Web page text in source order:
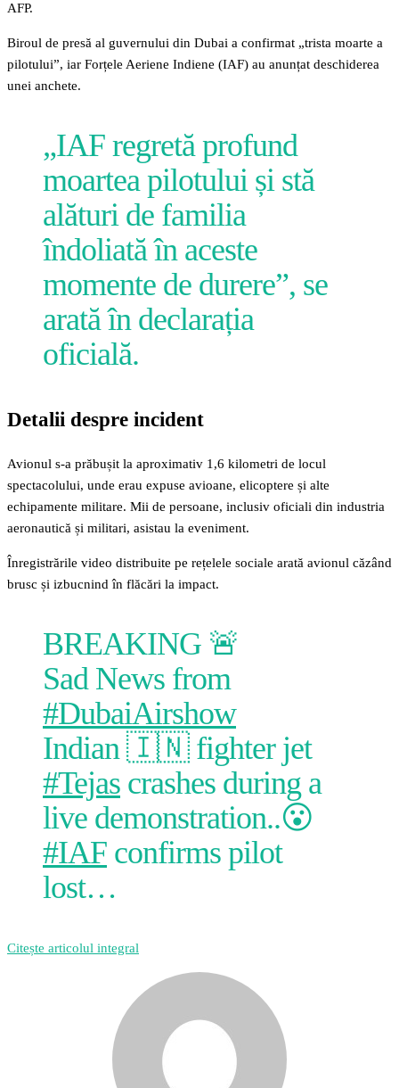
AFP.
Biroul de presă al guvernului din Dubai a confirmat „trista moarte a
pilotului”, iar Forțele Aeriene Indiene (IAF) au anunțat deschiderea
unei anchete.
„IAF regretă profund
moartea pilotului și stă
alături de familia
îndoliată în aceste
momente de durere”, se
arată în declarația
oficială.
Detalii despre incident
Avionul s-a prăbușit la aproximativ 1,6 kilometri de locul
spectacolului, unde erau expuse avioane, elicoptere și alte
echipamente militare. Mii de persoane, inclusiv oficiali din industria
aeronautică și militari, asistau la eveniment.
Înregistrările video distribuite pe rețelele sociale arată avionul căzând
brusc și izbucnind în flăcări la impact.
BREAKING 🚨
Sad News from
#DubaiAirshow
Indian 🇮🇳 fighter jet
#Tejas crashes during a
live demonstration..😮
#IAF confirms pilot
lost…
Citește articolul integral